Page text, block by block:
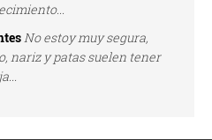
No estoy muy segura,
nariz y patas suelen tener